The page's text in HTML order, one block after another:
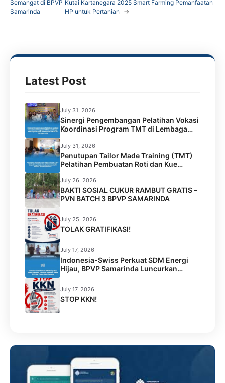
e
o
t
p
e
Semangat di BPVP
Samarinda
Kutai Kartanegara 2025 Smart Farming Pemanfaatan
HP untuk Pertanian
→
Latest Post
July 31, 2026
Sinergi Pengembangan Pelatihan Vokasi
Koordinasi Program TMT di Lembaga
Permasyarakatan Perempuan Kelas IIA
Tenggarong
July 31, 2026
Penutupan Tailor Made Training (TMT)
Pelatihan Pembuatan Roti dan Kue
Kolaborasi BPVP Samarinda dengan
Disnaker Kota Samarinda di LPK Mustika
Jamilah Sejahtera
July 26, 2026
BAKTI SOSIAL CUKUR RAMBUT GRATIS –
PVN BATCH 3 BPVP SAMARINDA
July 25, 2026
TOLAK GRATIFIKASI!
July 17, 2026
Indonesia-Swiss Perkuat SDM Energi
Hijau, BPVP Samarinda Luncurkan
Pelatihan Teknisi PLTS dan Terima Hibah
Peralatan
July 17, 2026
STOP KKN!